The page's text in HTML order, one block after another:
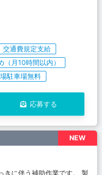
交通費規定支給
（月10時間以内）
駐車場無料
応募する
NEW
きに伴う補助作業です。 製